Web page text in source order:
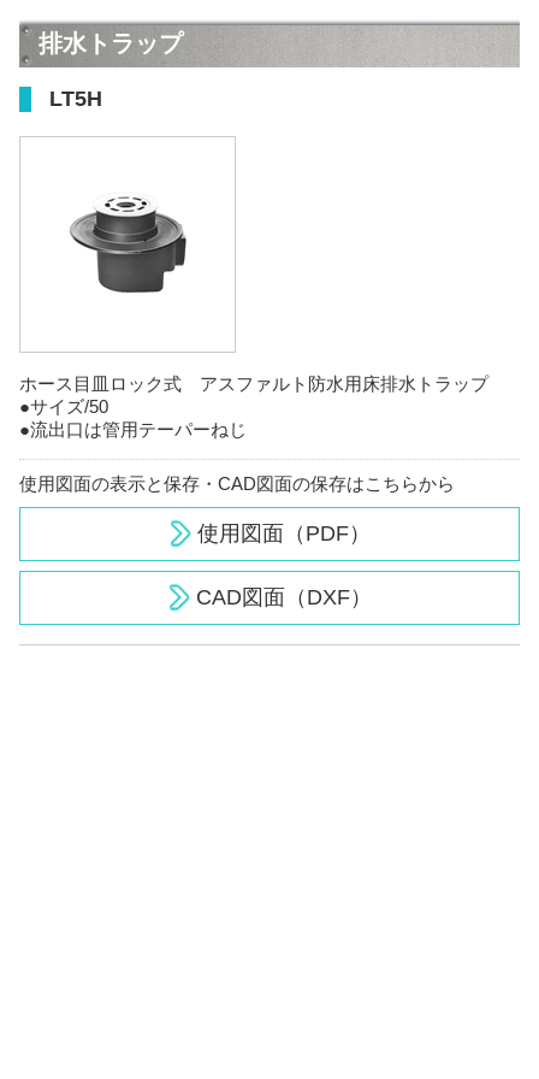
排水トラップ
LT5H
ホース目皿ロック式 アスファルト防水用床排水トラップ
●サイズ/50
●流出口は管用テーパーねじ
使用図面の表示と保存・CAD図面の保存はこちらから
使用図面（PDF）
CAD図面（DXF）